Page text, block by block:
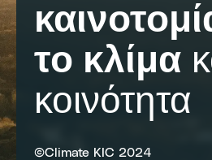
το κλίμα
κοινότητα
©Climate KIC 2024